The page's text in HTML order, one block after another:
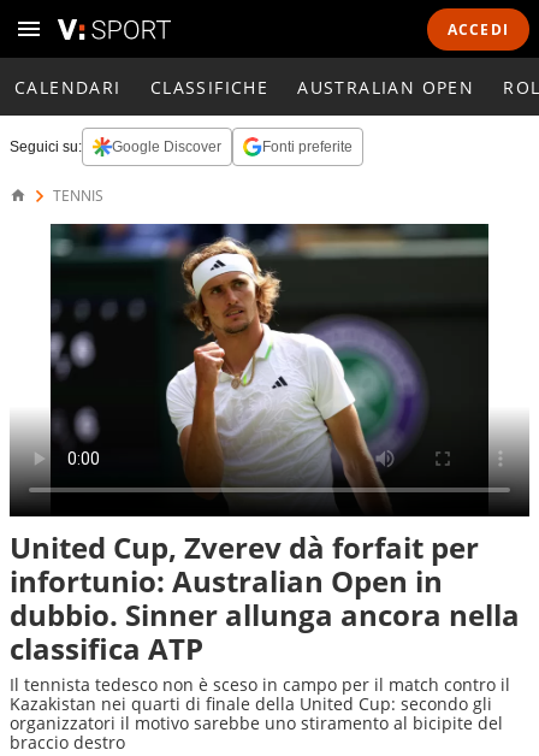
ACCEDI
CALENDARI CLASSIFICHE AUSTRALIAN OPEN
Seguici su: Google Discover Fonti preferite
TENNIS
United Cup, Zverev dà forfait per
infortunio: Australian Open in
dubbio. Sinner allunga ancora nella
classifica ATP
Il tennista tedesco non è sceso in campo per il match contro il
Kazakistan nei quarti di finale della United Cup: secondo gli
organizzatori il motivo sarebbe uno stiramento al bicipite del
braccio destro